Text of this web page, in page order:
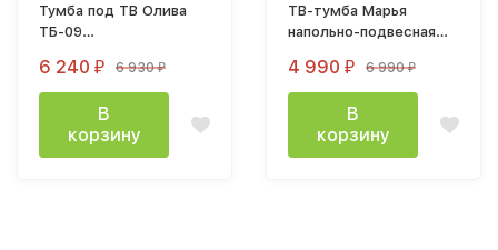
Тумба под ТВ Олива
ТБ-09
каньон / мдф MF12
эвкалипт софт
6 240 ₽ 6 930₽
В
корзину
ТВ-тумба Марья
напольно-подвесная
4 990 ₽ 6 990₽
В
корзину